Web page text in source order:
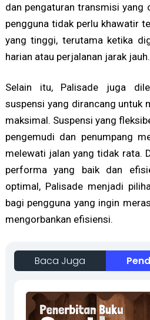
dan pengaturan transmisi yang
pengguna tidak perlu khawatir
yang tinggi, terutama ketika
harian atau perjalanan jarak jauh.
Selain itu, Palisade juga
suspensi yang dirancang untuk
maksimal. Suspensi yang
pengemudi dan penumpang
melewati jalan yang tidak rata.
performa yang baik dan
optimal, Palisade menjadi
bagi pengguna yang ingin
mengorbankan efisiensi.
Baca Juga